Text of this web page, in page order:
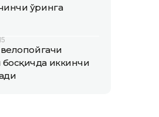
ўринга
велопойгачи
иккинчи